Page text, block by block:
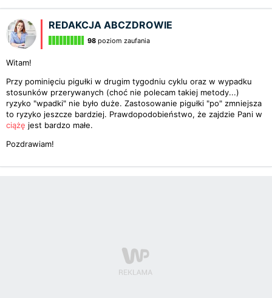
REDAKCJA ABCZDROWIE
98 poziom zaufania
Witam!
Przy pominięciu pigułki w drugim tygodniu cyklu oraz w wypadku
stosunków przerywanych (choć nie polecam takiej metody...)
ryzyko "wpadki" nie było duże. Zastosowanie pigułki "po" zmniejsza
to ryzyko jeszcze bardziej. Prawdopodobieństwo, że zajdzie Pani w
ciążę jest bardzo małe.
Pozdrawiam!